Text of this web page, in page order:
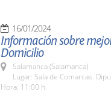
16/01/2024
Información sobre
Domicilio
Salamanca (Salamanca)
Lugar: Sala de Comarcas.
Hora: 11:00 h.